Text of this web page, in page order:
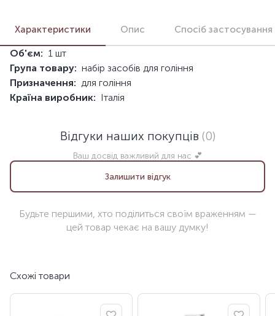
Характеристики Опис Спосіб застосування
Об'єм: 1 шт
Група товару: набір засобів для гоління
Призначення: для гоління
Країна виробник: Італія
Відгуки наших покупців (0)
Ваш досвід важливий для нас 💕
Залишити відгук
Будьте першими, хто поділиться своїм враженням —
цей товар чекає на вашу думку!
Схожі товари